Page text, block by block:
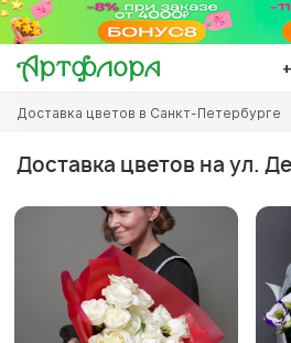
Перейти
основному
содержанию
Вы
здесь
Доставка цветов в Санкт-Петербурге
Доставка цветов на ул.